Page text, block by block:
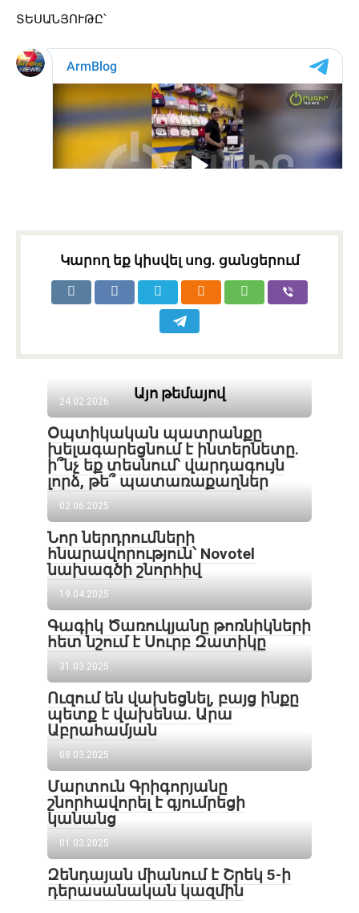
ՏԵՍԱՆՅՈՒԹԸ՝
Կարող եք կիսվել սոց․ ցանցերում
Այո թեմայով
24.02.2026
Օպտիկական պատրանքը
խելագարեցնում է ինտերնետը.
ի՞նչ եք տեսնում՝ վարդագույն
լորձ, թե՞ պատառաքաղներ
02.06.2025
Նոր ներդրումների
հնարավորություն՝ Novotel
նախագծի շնորհիվ
19.04.2025
Գագիկ Ծառուկյանը թոռնիկների
հետ նշում է Սուրբ Զատիկը
31.03.2025
Ուզում են վախեցնել, բայց ինքը
պետք է վախենա․ Արա
Աբրահամյան
08.03.2025
Մարտուն Գրիգորյանը
շնորհավորել է գյումրեցի
կանանց
01.03.2025
Զենդայան միանում է Շրեկ 5-ի
դերասանական կազմին